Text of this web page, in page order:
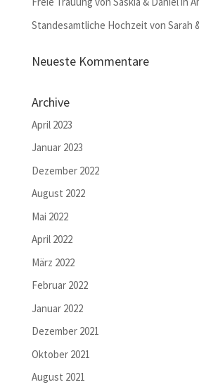
Standesamtliche Hochzeit von Sarah
Neueste Kommentare
Archive
April 2023
Januar 2023
Dezember 2022
August 2022
Mai 2022
April 2022
März 2022
Februar 2022
Januar 2022
Dezember 2021
Oktober 2021
August 2021